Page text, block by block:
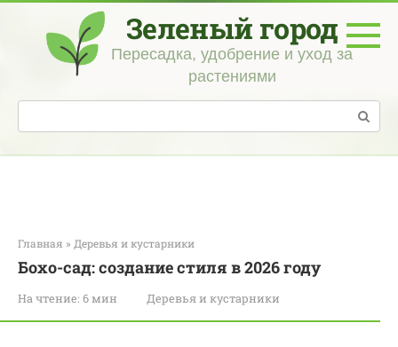
Перейти
контенту
Зеленый город
Пересадка, удобрение и уход за
растениями
Поиск:
Главная » Деревья и кустарники
Бохо-сад: создание стиля в 2026 году
На чтение: 6 мин Деревья и кустарники